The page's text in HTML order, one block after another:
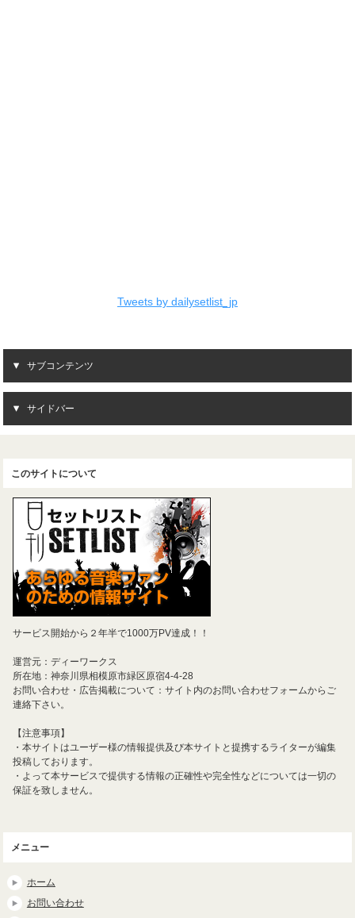
Tweets by dailysetlist_jp
サブコンテンツ
サイドバー
このサイトについて
サービス開始から２年半で1000万PV達成！！
運営元：ディーワークス
所在地：神奈川県相模原市緑区原宿4-4-28
お問い合わせ・広告掲載について：サイト内のお問い合わせフォームからご
連絡下さい。
【注意事項】
・本サイトはユーザー様の情報提供及び本サイトと提携するライターが編集
投稿しております。
・よって本サービスで提供する情報の正確性や完全性などについては一切の
保証を致しません。
メニュー
ホーム
お問い合わせ